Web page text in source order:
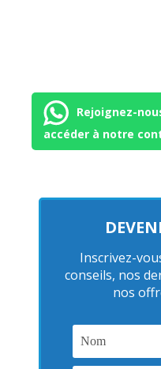
Rejoignez-
accéder à notre
Inscrivez-
conseils, nos
nos